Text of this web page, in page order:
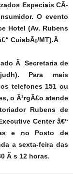
Especiais CÃ­
O evento
Hotel (Av. Rubens
CuiabÃ¡/MT).Â
Ã Secretaria de
Para mais
telefones 151 ou
o Ã³rgÃ£o atende
Rubens de
Center â€“
e no Posto de
a sexta-feira das
Ã s 12 horas.